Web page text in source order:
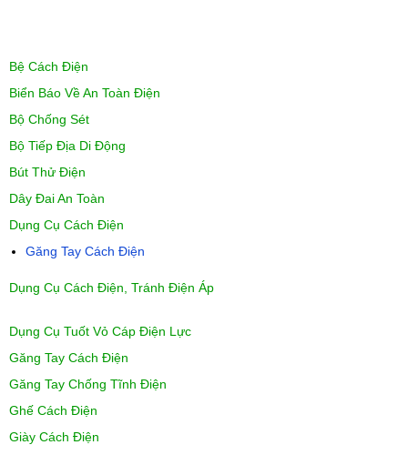
Bệ Cách Điện
Biển Báo Về An Toàn Điện
Bộ Chống Sét
Bộ Tiếp Địa Di Động
Bút Thử Điện
Dây Đai An Toàn
Dụng Cụ Cách Điện
Găng Tay Cách Điện
Dụng Cụ Cách Điện, Tránh Điện Áp
Dụng Cụ Tuốt Vỏ Cáp Điện Lực
Găng Tay Cách Điện
Găng Tay Chống Tĩnh Điện
Ghế Cách Điện
Giày Cách Điện